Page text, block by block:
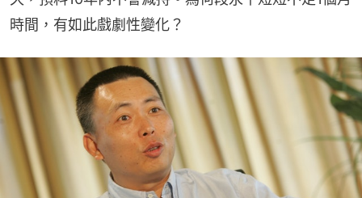
時間，有如此戲劇性變化？